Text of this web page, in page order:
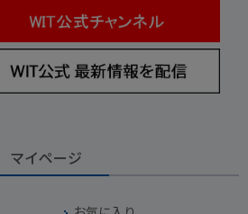
マイページ